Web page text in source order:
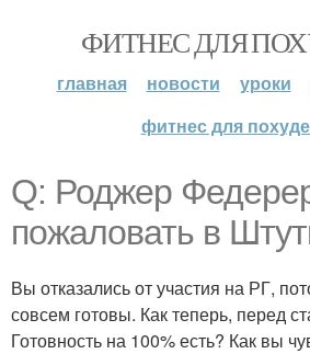
ФИТНЕС ДЛЯ
главная новости уроки
фитнес для
Q: Роджер
пожаловать в
Вы отказались от участия на РГ,
совсем готовы. Как теперь, перед
Готовность на 100% есть? Как вы